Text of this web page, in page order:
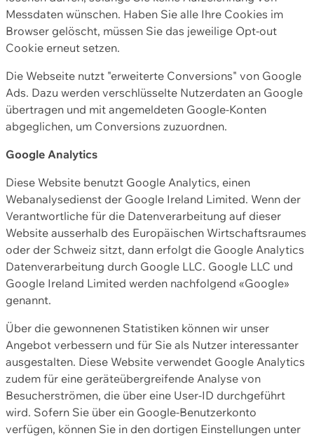
Messdaten wünschen. Haben Sie alle Ihre Cookies im
Browser gelöscht, müssen Sie das jeweilige Opt-out
Cookie erneut setzen.
Die Webseite nutzt "erweiterte Conversions" von Google
Ads. Dazu werden verschlüsselte Nutzerdaten an Google
übertragen und mit angemeldeten Google-Konten
abgeglichen, um Conversions zuzuordnen.
Google Analytics
Diese Website benutzt Google Analytics, einen
Webanalysedienst der Google Ireland Limited. Wenn der
Verantwortliche für die Datenverarbeitung auf dieser
Website ausserhalb des Europäischen Wirtschaftsraumes
oder der Schweiz sitzt, dann erfolgt die Google Analytics
Datenverarbeitung durch Google LLC. Google LLC und
Google Ireland Limited werden nachfolgend «Google»
genannt.
Über die gewonnenen Statistiken können wir unser
Angebot verbessern und für Sie als Nutzer interessanter
ausgestalten. Diese Website verwendet Google Analytics
zudem für eine geräteübergreifende Analyse von
Besucherströmen, die über eine User-ID durchgeführt
wird. Sofern Sie über ein Google-Benutzerkonto
verfügen, können Sie in den dortigen Einstellungen unter